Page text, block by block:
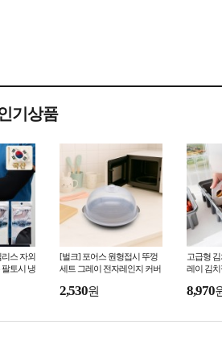
기상품
리스 자외
토시 냉
[벌크] 포어스 원형접시 뚜껑
세트 그레이 전자레인지 커버
푸드커버
2,530원
고급형
레이 김
커팅보관
8,970